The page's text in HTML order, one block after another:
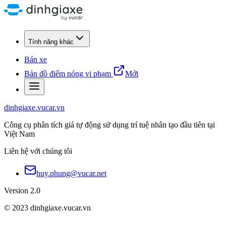
Tính năng khác
Bán xe
Bản đồ điểm nóng vi phạm
Mới
dinhgiaxe.vucar.vn
Công cụ phân tích giá tự động sử dụng trí tuệ nhân tạo đầu tiên tại
Việt Nam
Liên hệ với chúng tôi
huy.phung@vucar.net
Version 2.0
© 2023 dinhgiaxe.vucar.vn